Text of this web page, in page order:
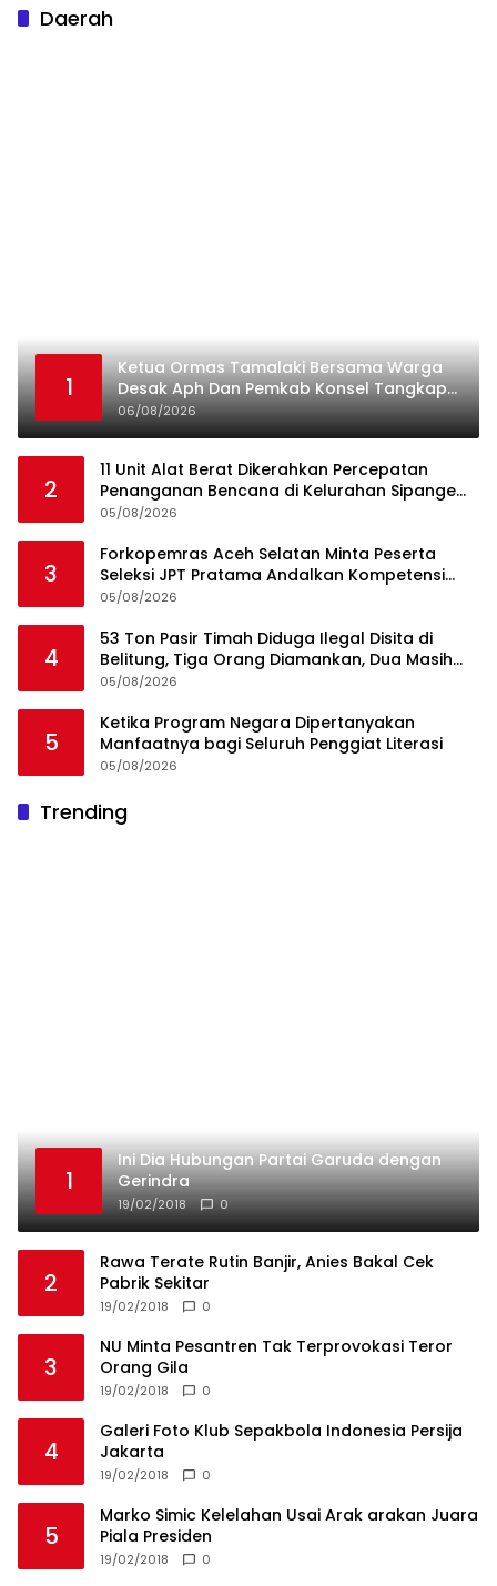
Daerah
1
Ketua Ormas Tamalaki Bersama Warga
Desak Aph Dan Pemkab Konsel Tangkap
Pelaku Angkut Cangkang Sawit Overload,
Truk PT KAP Melintas Jalan Umum
06/08/2026
2
11 Unit Alat Berat Dikerahkan Percepatan
Penanganan Bencana di Kelurahan Sipange
Kecamatan Tukka
05/08/2026
3
Forkopemras Aceh Selatan Minta Peserta
Seleksi JPT Pratama Andalkan Kompetensi
dan Integritas, Bukan Kedekatan
05/08/2026
4
53 Ton Pasir Timah Diduga Ilegal Disita di
Belitung, Tiga Orang Diamankan, Dua Masih
Diburu
05/08/2026
5
Ketika Program Negara Dipertanyakan
Manfaatnya bagi Seluruh Penggiat Literasi
05/08/2026
Trending
1
Ini Dia Hubungan Partai Garuda dengan
Gerindra
19/02/2018 0
2
Rawa Terate Rutin Banjir, Anies Bakal Cek
Pabrik Sekitar
19/02/2018 0
3
NU Minta Pesantren Tak Terprovokasi Teror
Orang Gila
19/02/2018 0
4
Galeri Foto Klub Sepakbola Indonesia Persija
Jakarta
19/02/2018 0
5
Marko Simic Kelelahan Usai Arak arakan Juara
Piala Presiden
19/02/2018 0